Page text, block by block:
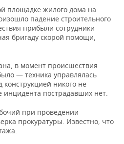
площадке жилого дома на
падение строительного
прибыли сотрудники
бригаду скорой помощи,
в момент происшествия
— техника управлялась
никого не
инцидента пострадавших нет.
при проведении
прокуратуры. Известно, что